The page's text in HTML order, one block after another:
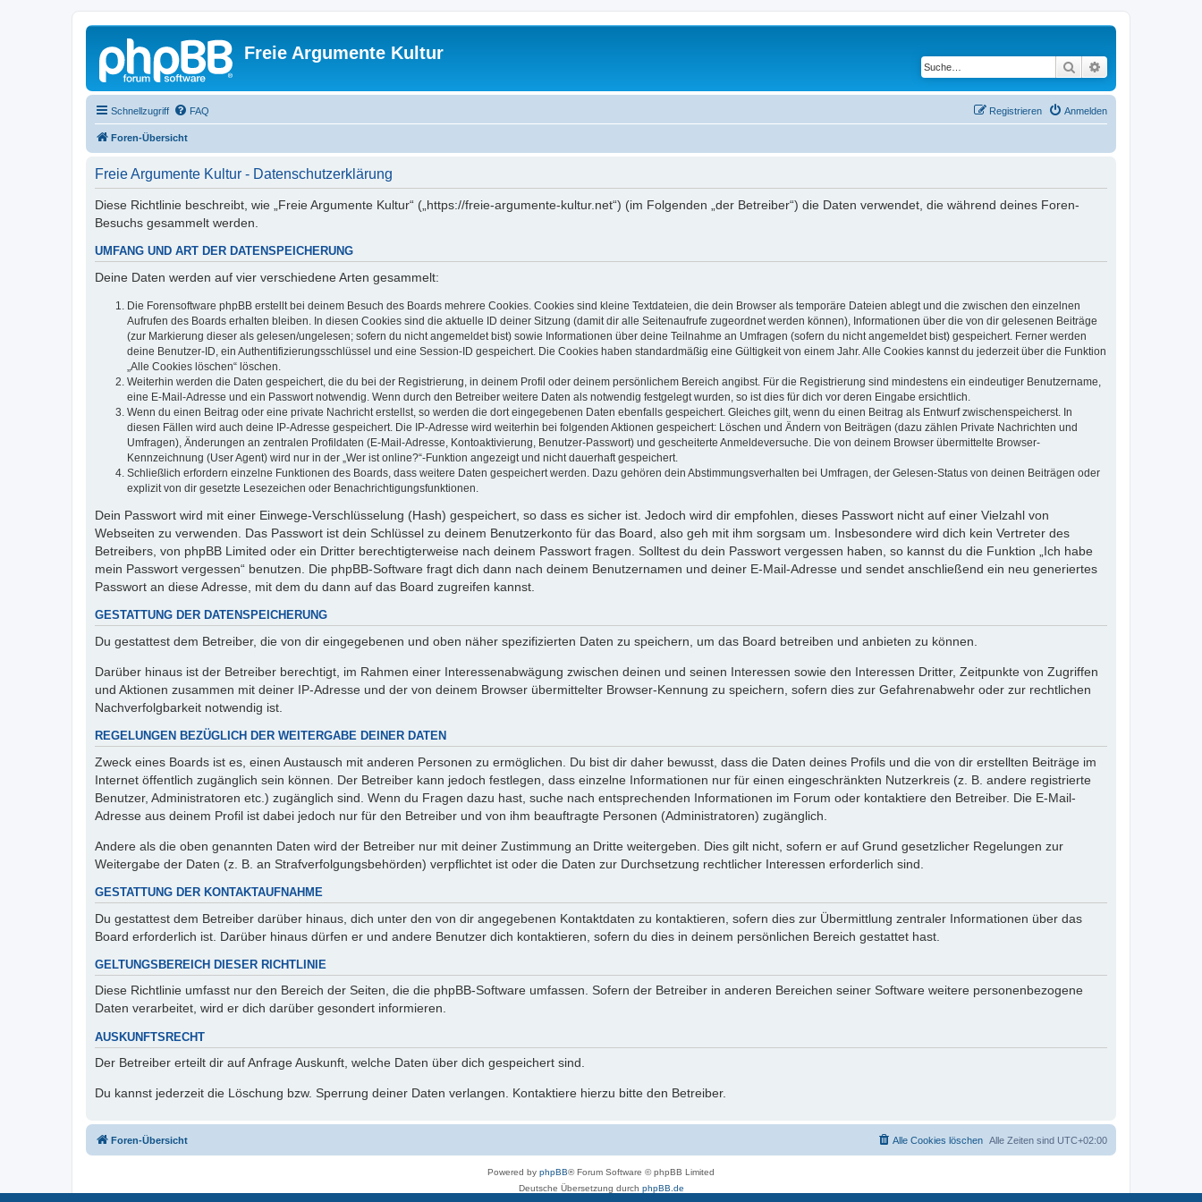
Freie Argumente Kultur
Suche
Schnellzugriff FAQ Anmelden
Registrieren
Foren-Übersicht
Freie Argumente Kultur - Datenschutzerklärung
Diese Richtlinie beschreibt, wie „Freie Argumente Kultur“ („https://freie-argumente-kultur.net“) (im Folgenden „der Betreiber“) die Daten verwendet, die während deines Foren-
Besuchs gesammelt werden.
UMFANG UND ART DER DATENSPEICHERUNG
Deine Daten werden auf vier verschiedene Arten gesammelt:
Die Forensoftware phpBB erstellt bei deinem Besuch des Boards mehrere Cookies. Cookies sind kleine Textdateien, die dein Browser als temporäre Dateien ablegt und die zwischen den einzelnen
Aufrufen des Boards erhalten bleiben. In diesen Cookies sind die aktuelle ID deiner Sitzung (damit dir alle Seitenaufrufe zugeordnet werden können), Informationen über die von dir gelesenen Beiträge
(zur Markierung dieser als gelesen/ungelesen; sofern du nicht angemeldet bist) sowie Informationen über deine Teilnahme an Umfragen (sofern du nicht angemeldet bist) gespeichert. Ferner werden
deine Benutzer-ID, ein Authentifizierungsschlüssel und eine Session-ID gespeichert. Die Cookies haben standardmäßig eine Gültigkeit von einem Jahr. Alle Cookies kannst du jederzeit über die Funktion
„Alle Cookies löschen“ löschen.
Weiterhin werden die Daten gespeichert, die du bei der Registrierung, in deinem Profil oder deinem persönlichem Bereich angibst. Für die Registrierung sind mindestens ein eindeutiger Benutzername,
eine E-Mail-Adresse und ein Passwort notwendig. Wenn durch den Betreiber weitere Daten als notwendig festgelegt wurden, so ist dies für dich vor deren Eingabe ersichtlich.
Wenn du einen Beitrag oder eine private Nachricht erstellst, so werden die dort eingegebenen Daten ebenfalls gespeichert. Gleiches gilt, wenn du einen Beitrag als Entwurf zwischenspeicherst. In
diesen Fällen wird auch deine IP-Adresse gespeichert. Die IP-Adresse wird weiterhin bei folgenden Aktionen gespeichert: Löschen und Ändern von Beiträgen (dazu zählen Private Nachrichten und
Umfragen), Änderungen an zentralen Profildaten (E-Mail-Adresse, Kontoaktivierung, Benutzer-Passwort) und gescheiterte Anmeldeversuche. Die von deinem Browser übermittelte Browser-
Kennzeichnung (User Agent) wird nur in der „Wer ist online?“-Funktion angezeigt und nicht dauerhaft gespeichert.
Schließlich erfordern einzelne Funktionen des Boards, dass weitere Daten gespeichert werden. Dazu gehören dein Abstimmungsverhalten bei Umfragen, der Gelesen-Status von deinen Beiträgen oder
explizit von dir gesetzte Lesezeichen oder Benachrichtigungsfunktionen.
Dein Passwort wird mit einer Einwege-Verschlüsselung (Hash) gespeichert, so dass es sicher ist. Jedoch wird dir empfohlen, dieses Passwort nicht auf einer Vielzahl von
Webseiten zu verwenden. Das Passwort ist dein Schlüssel zu deinem Benutzerkonto für das Board, also geh mit ihm sorgsam um. Insbesondere wird dich kein Vertreter des
Betreibers, von phpBB Limited oder ein Dritter berechtigterweise nach deinem Passwort fragen. Solltest du dein Passwort vergessen haben, so kannst du die Funktion „Ich habe
mein Passwort vergessen“ benutzen. Die phpBB-Software fragt dich dann nach deinem Benutzernamen und deiner E-Mail-Adresse und sendet anschließend ein neu generiertes
Passwort an diese Adresse, mit dem du dann auf das Board zugreifen kannst.
GESTATTUNG DER DATENSPEICHERUNG
Du gestattest dem Betreiber, die von dir eingegebenen und oben näher spezifizierten Daten zu speichern, um das Board betreiben und anbieten zu können.
Darüber hinaus ist der Betreiber berechtigt, im Rahmen einer Interessenabwägung zwischen deinen und seinen Interessen sowie den Interessen Dritter, Zeitpunkte von Zugriffen
und Aktionen zusammen mit deiner IP-Adresse und der von deinem Browser übermittelter Browser-Kennung zu speichern, sofern dies zur Gefahrenabwehr oder zur rechtlichen
Nachverfolgbarkeit notwendig ist.
REGELUNGEN BEZÜGLICH DER WEITERGABE DEINER DATEN
Zweck eines Boards ist es, einen Austausch mit anderen Personen zu ermöglichen. Du bist dir daher bewusst, dass die Daten deines Profils und die von dir erstellten Beiträge im
Internet öffentlich zugänglich sein können. Der Betreiber kann jedoch festlegen, dass einzelne Informationen nur für einen eingeschränkten Nutzerkreis (z. B. andere registrierte
Benutzer, Administratoren etc.) zugänglich sind. Wenn du Fragen dazu hast, suche nach entsprechenden Informationen im Forum oder kontaktiere den Betreiber. Die E-Mail-
Adresse aus deinem Profil ist dabei jedoch nur für den Betreiber und von ihm beauftragte Personen (Administratoren) zugänglich.
Andere als die oben genannten Daten wird der Betreiber nur mit deiner Zustimmung an Dritte weitergeben. Dies gilt nicht, sofern er auf Grund gesetzlicher Regelungen zur
Weitergabe der Daten (z. B. an Strafverfolgungsbehörden) verpflichtet ist oder die Daten zur Durchsetzung rechtlicher Interessen erforderlich sind.
GESTATTUNG DER KONTAKTAUFNAHME
Du gestattest dem Betreiber darüber hinaus, dich unter den von dir angegebenen Kontaktdaten zu kontaktieren, sofern dies zur Übermittlung zentraler Informationen über das
Board erforderlich ist. Darüber hinaus dürfen er und andere Benutzer dich kontaktieren, sofern du dies in deinem persönlichen Bereich gestattet hast.
GELTUNGSBEREICH DIESER RICHTLINIE
Diese Richtlinie umfasst nur den Bereich der Seiten, die die phpBB-Software umfassen. Sofern der Betreiber in anderen Bereichen seiner Software weitere personenbezogene
Daten verarbeitet, wird er dich darüber gesondert informieren.
AUSKUNFTSRECHT
Der Betreiber erteilt dir auf Anfrage Auskunft, welche Daten über dich gespeichert sind.
Du kannst jederzeit die Löschung bzw. Sperrung deiner Daten verlangen. Kontaktiere hierzu bitte den Betreiber.
Foren-Übersicht Alle Zeiten sind UTC+02:00
Alle Cookies löschen
Powered by phpBB® Forum Software © phpBB Limited
Deutsche Übersetzung durch phpBB.de